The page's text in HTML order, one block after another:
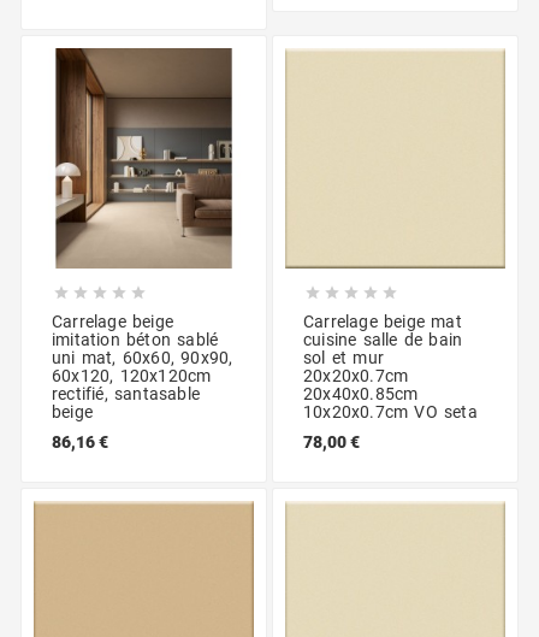
    
Carrelage beige
imitation béton sablé
uni mat, 60x60, 90x90,
60x120, 120x120cm
rectifié, santasable
beige
86,16 €
    
Carrelage beige mat
cuisine salle de bain
sol et mur
20x20x0.7cm
20x40x0.85cm
10x20x0.7cm VO seta
78,00 €